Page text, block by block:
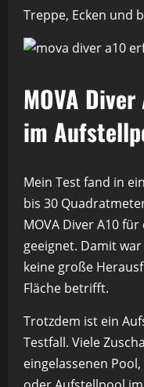
Treppe, Ecken und
MOVA
im
Mein Test fand in
bis 30
MOVA Diver A10
geeignet. Damit
keine große
Fläche betrifft.
Trotzdem ist ein
Testfall. Viele
eingelassenen